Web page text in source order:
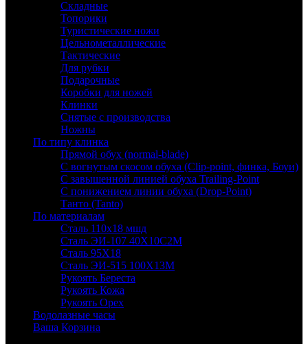
Складные
Топорики
Туристические ножи
Цельнометаллические
Тактические
Для рубки
Подарочные
Коробки для ножей
Клинки
Снятые с производства
Ножны
По типу клинка
Прямой обух (normal-blade)
С вогнутым скосом обуха (Clip-point, финка, Боуи)
С завышенной линией обуха Trailing-Point
С понижением линии обуха (Drop-Point)
Танто (Tanto)
По материалам
Сталь 110х18 мшд
Сталь ЭИ-107 40Х10С2М
Сталь 95Х18
Сталь ЭИ-515 100Х13М
Рукоять Береста
Рукоять Кожа
Рукоять Орех
Водолазные часы
Ваша Корзина